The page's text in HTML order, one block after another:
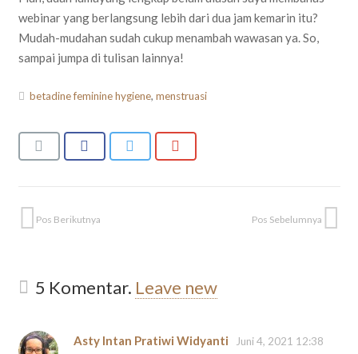
webinar yang berlangsung lebih dari dua jam kemarin itu?
Mudah-mudahan sudah cukup menambah wawasan ya. So,
sampai jumpa di tulisan lainnya!
betadine feminine hygiene, menstruasi
Pos Sebelumnya
Pos Berikutnya
5 Komentar. Leave new
Asty Intan Pratiwi Widyanti
Juni 4, 2021 12:38